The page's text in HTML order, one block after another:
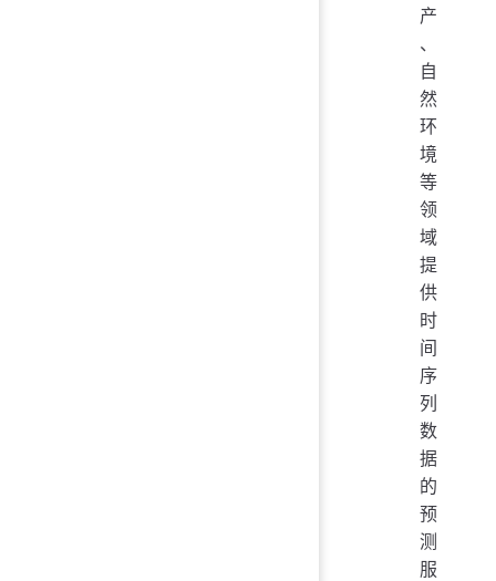
产
、
自
然
环
境
等
领
域
提
供
时
间
序
列
数
据
的
预
测
服